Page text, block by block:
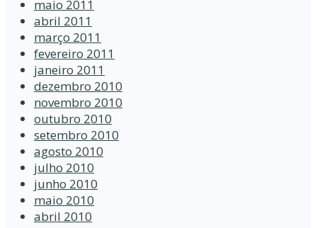
maio 2011
abril 2011
março 2011
fevereiro 2011
janeiro 2011
dezembro 2010
novembro 2010
outubro 2010
setembro 2010
agosto 2010
julho 2010
junho 2010
maio 2010
abril 2010